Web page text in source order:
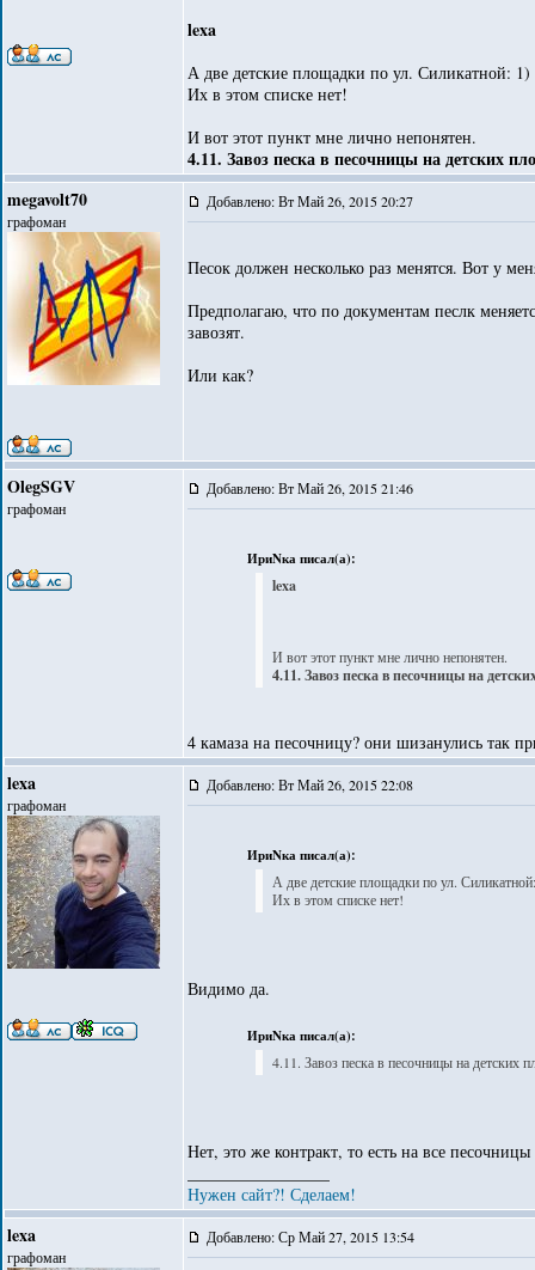
lexa
А две детские площадки по ул. Силикатной:
Их в этом списке нет!
И вот этот пункт мне лично непонятен.
4.11. Завоз песка в песочницы на детских
megavolt70
графоман
Добавлено: Вт Май 26, 2015 20:27
Песок должен несколько раз менятся. Вот у
Предполагаю, что по документам песлк
завозят.
Или как?
OlegSGV
графоман
Добавлено: Вт Май 26, 2015 21:46
ИриNка писал(а):
lexa
И вот этот пункт мне лично непонятен.
4.11. Завоз песка в песочницы на
4 камаза на песочницу? они шизанулись так
lexa
графоман
Добавлено: Вт Май 26, 2015 22:08
ИриNка писал(а):
А две детские площадки по ул.
Их в этом списке нет!
Видимо да.
ИриNка писал(а):
4.11. Завоз песка в песочницы на
Нет, это же контракт, то есть на все
Нужен сайт?! Сделаем!
lexa
графоман
Добавлено: Ср Май 27, 2015 13:54